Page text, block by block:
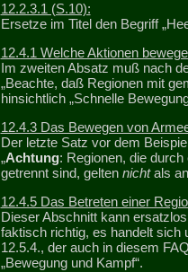
12.2.3.1 (S.10):
Ersetze im Titel den Begriff
12.4.1 Welche Aktionen
Im zweiten Absatz muß nach
„Beachte, daß Regionen mit
hinsichtlich „Schnelle
12.4.3 Das Bewegen von
Der letzte Satz vor dem
„Achtung: Regionen, die
getrennt sind, gelten nichtals
12.4.5 Das Betreten einer
Dieser Abschnitt kann
faktisch richtig, es handelt sich
12.5.4., der auch in diesem
„Bewegung und Kampf“.